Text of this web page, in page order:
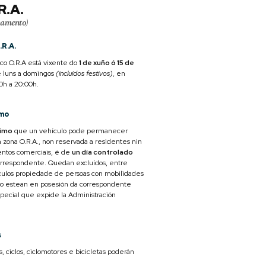
O.R.A está vixente do1 de xuño ó 15 de
luns a domingos(incluídos festivos), en
a 20:00h.
que un vehículo pode permanecer
O.R.A., non reservada a residentes nin
comerciais, é de un día controlado
Quedan excluídos, entre
propiedade de persoas con mobilidades
estean en posesión da correspondente
que expide la Administración
ciclos, ciclomotores e bicicletas poderán